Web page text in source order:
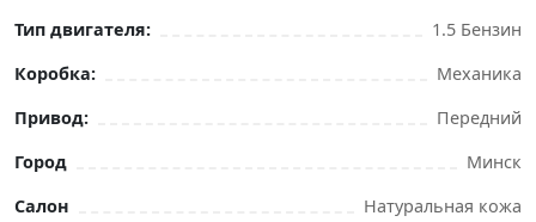
Тип двигателя:
1.5 Бензин
Коробка:
Механика
Привод:
Передний
Город
Минск
Салон
Натуральная кожа